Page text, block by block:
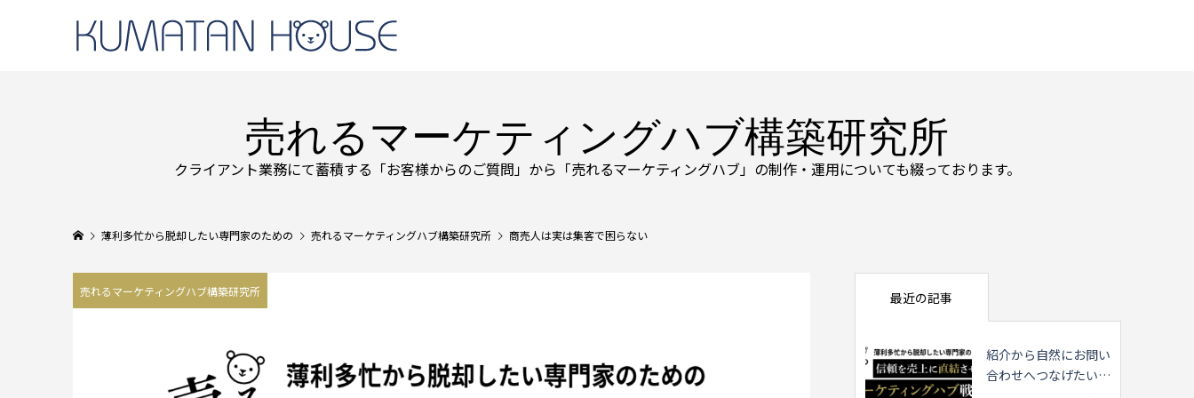
売れるマーケティングハブ構築研究所
クライアント業務にて蓄積する「お客様からのご質問」から「売れるマーケティングハブ」の制作・運用についても綴っております。
薄利多忙から脱却したい専門家のための 売れるマーケティングハブ構築研究所 商売人は実は集客で困らない
売れるマーケティングハブ構築研究所 最近の記事
紹介から自然にお問い
合わせへつなげたい専